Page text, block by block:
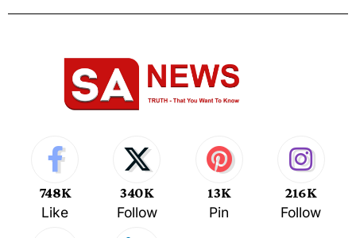
748K
Like
340K
Follow
13K
Pin
216K
Follow